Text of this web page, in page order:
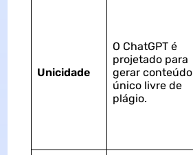
Unicidade
O ChatGPT é
projetado para
gerar conteúdo
único livre de
plágio.